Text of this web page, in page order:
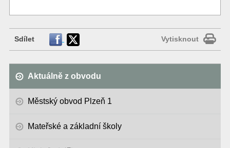
Sdílet Vytisknout
Aktuálně z obvodu
Městský obvod Plzeň 1
Mateřské a základní školy